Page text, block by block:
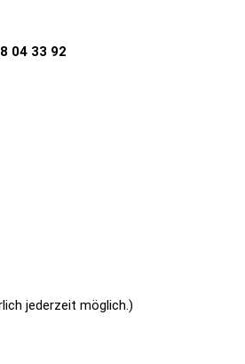
04 33 92
jederzeit möglich.)